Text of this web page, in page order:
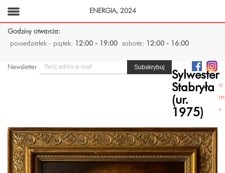
Godziny otwarcia:
poniedziałek - piątek:
12:00 - 19:00 sobota: 12:00 - 16:00
Newsletter
Sylwester
Stabryła
(ur.
1975)
o
»
ENERGIA, 2024